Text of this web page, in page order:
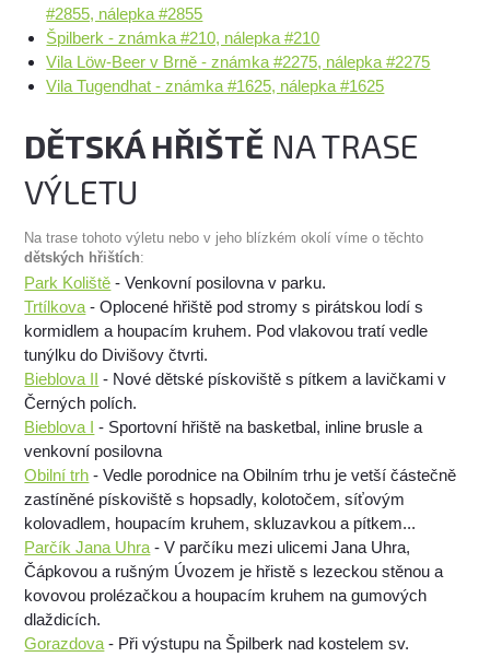
#2855, nálepka #2855
Špilberk - známka #210, nálepka #210
Vila Löw-Beer v Brně - známka #2275, nálepka #2275
Vila Tugendhat - známka #1625, nálepka #1625
DĚTSKÁ HŘIŠTĚ NA TRASE
VÝLETU
Na trase tohoto výletu nebo v jeho blízkém okolí víme o těchto
dětských hřištích:
Park Koliště - Venkovní posilovna v parku.
Trtílkova - Oplocené hřiště pod stromy s pirátskou lodí s
kormidlem a houpacím kruhem. Pod vlakovou tratí vedle
tunýlku do Divišovy čtvrti.
Bieblova II - Nové dětské pískoviště s pítkem a lavičkami v
Černých polích.
Bieblova I - Sportovní hřiště na basketbal, inline brusle a
venkovní posilovna
Obilní trh - Vedle porodnice na Obilním trhu je vetší částečně
zastíněné pískoviště s hopsadly, kolotočem, síťovým
kolovadlem, houpacím kruhem, skluzavkou a pítkem...
Parčík Jana Uhra - V parčíku mezi ulicemi Jana Uhra,
Čápkovou a rušným Úvozem je hřistě s lezeckou stěnou a
kovovou prolézačkou a houpacím kruhem na gumových
dlaždicích.
Gorazdova - Při výstupu na Špilberk nad kostelem sv.